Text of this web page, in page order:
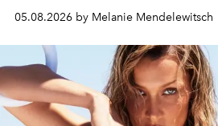
de vivre Romain dans toute son
05.08.2026 by Melanie Mendelewitsch